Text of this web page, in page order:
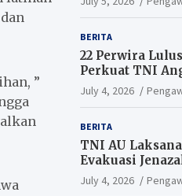
”
BERITA
22 Perwira
Perkuat TNI
July 4, 2026
BERITA
TNI AU
Evakuasi
July 4, 2026